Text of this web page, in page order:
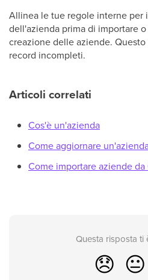
Allinea le tue regole interne per
dell'azienda prima di importare
creazione delle aziende.
record incompleti.
Articoli correlati
Cos'è un'azienda
Come aggiornare
Come importare aziende da
Questa risposta ti
😞 😐